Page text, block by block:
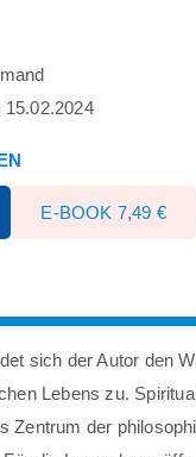
E-BOOK 7,49 €
sich der Autor den
Lebens zu.
Zentrum der